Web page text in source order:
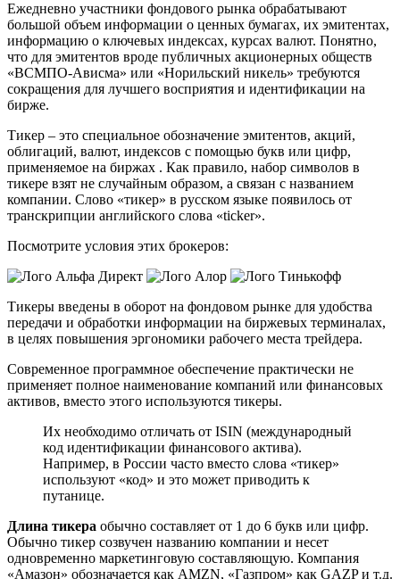
Ежедневно участники фондового рынка обрабатывают
большой объем информации о ценных бумагах, их эмитентах,
информацию о ключевых индексах, курсах валют. Понятно,
что для эмитентов вроде публичных акционерных обществ
«ВСМПО-Ависма» или «Норильский никель» требуются
сокращения для лучшего восприятия и идентификации на
бирже.
Тикер – это специальное обозначение эмитентов, акций,
облигаций, валют, индексов с помощью букв или цифр,
применяемое на биржах . Как правило, набор символов в
тикере взят не случайным образом, а связан с названием
компании. Слово «тикер» в русском языке появилось от
транскрипции английского слова «ticker».
Посмотрите условия этих брокеров:
Тикеры введены в оборот на фондовом рынке для удобства
передачи и обработки информации на биржевых терминалах,
в целях повышения эргономики рабочего места трейдера.
Современное программное обеспечение практически не
применяет полное наименование компаний или финансовых
активов, вместо этого используются тикеры.
Их необходимо отличать от ISIN (международный
код идентификации финансового актива).
Например, в России часто вместо слова «тикер»
используют «код» и это может приводить к
путанице.
Длина тикера обычно составляет от 1 до 6 букв или цифр.
Обычно тикер созвучен названию компании и несет
одновременно маркетинговую составляющую. Компания
«Амазон» обозначается как AMZN, «Газпром» как GAZP и т.д.